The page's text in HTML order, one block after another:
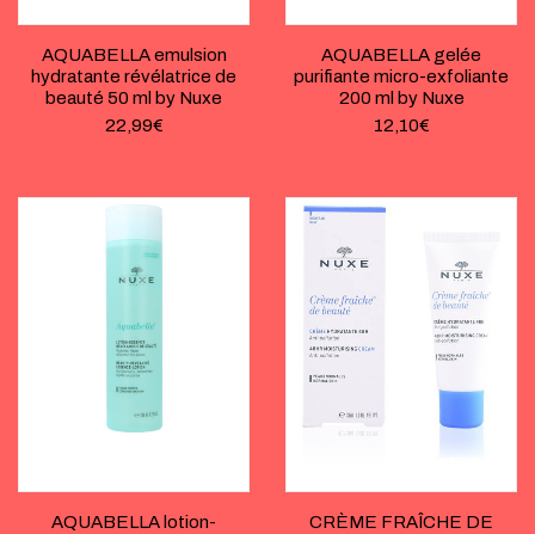
AQUABELLA emulsion
hydratante révélatrice de
beauté 50 ml by Nuxe
22,99€
AQUABELLA gelée
purifiante micro-exfoliante
200 ml by Nuxe
12,10€
AQUABELLA lotion-
CRÈME FRAÎCHE DE